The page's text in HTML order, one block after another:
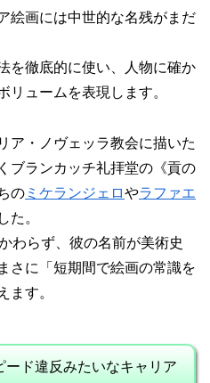
絵画には中世的な名残がまだ
を徹底的に使い、人物に確か
リュームを表現します。
ア・ノヴェッラ教会に描いた
ブランカッチ礼拝堂の《貢の
の ミケランジェロやラファエ
た。
わらず、彼の名前が美術史
さに「短期間で絵画の常識を
ます。
ード違反みたいなキャリア